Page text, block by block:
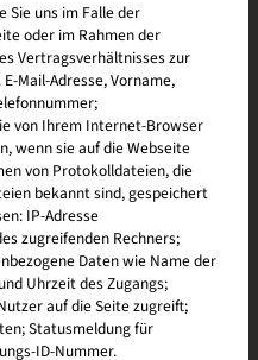
grosse und
Sie uns im Falle der
oder im Rahmen der
Vertragsverhältnisses zur
Mail-Adresse, Vorname,
von Ihrem Internet-Browser
wenn sie auf die Webseite
von Protokolldateien, die
bekannt sind, gespeichert
IP-Adresse
zugreifenden Rechners;
Daten wie Name der
Uhrzeit des Zugangs;
auf die Seite zugreift;
Statusmeldung für
ID-Nummer.